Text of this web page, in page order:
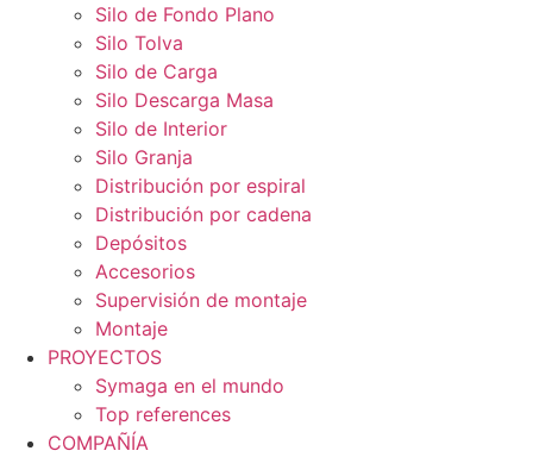
Silo de Fondo Plano
Silo Tolva
Silo de Carga
Silo Descarga Masa
Silo de Interior
Silo Granja
Distribución por espiral
Distribución por cadena
Depósitos
Accesorios
Supervisión de montaje
Montaje
PROYECTOS
Symaga en el mundo
Top references
COMPAÑÍA